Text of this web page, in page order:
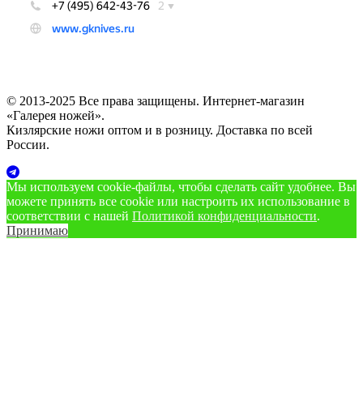
© 2013-2025 Все права защищены. Интернет-магазин
«Галерея ножей».
Кизлярские ножи оптом и в розницу. Доставка по всей
России.
Мы используем cookie‑файлы, чтобы сделать сайт удобнее. Вы
можете принять все cookie или настроить их использование в
соответствии с нашей Политикой конфиденциальности.
Принимаю